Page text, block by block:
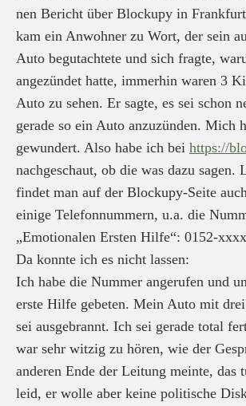
nen Bericht über Blockupy in Frankfurt
kam ein Anwohner zu Wort, der sein
Auto begutachtete und sich fragte,
angezündet hatte, immerhin waren 3
Auto zu sehen. Er sagte, es sei schon
gerade so ein Auto anzuzünden. Mich
gewundert. Also habe ich bei https://
nachgeschaut, ob die was dazu sagen.
findet man auf der Blockupy-Seite
einige Telefonnummern, u.a. die
„Emotionalen Ersten Hilfe“: 0152-
Da konnte ich es nicht lassen:
Ich habe die Nummer angerufen und
erste Hilfe gebeten. Mein Auto mit
sei ausgebrannt. Ich sei gerade total
war sehr witzig zu hören, wie der
anderen Ende der Leitung meinte, das
leid, er wolle aber keine politische